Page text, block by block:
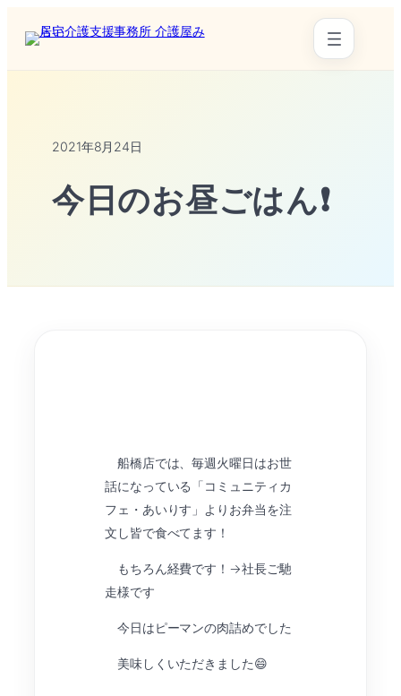
2021年8月24日
今日のお昼ごはん❗️
船橋店では、毎週火曜日はお世
話になっている「コミュニティカ
フェ・あいりす」よりお弁当を注
文し皆で食べてます！
もちろん経費です！→社長ご馳
走様です
今日はピーマンの肉詰めでした
美味しくいただきました😄